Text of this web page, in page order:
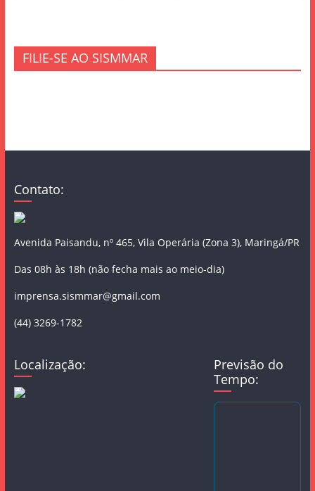
FILIE-SE AO SISMMAR
Contato:
Avenida Paisandu, nº 465, Vila Operária (Zona 3), Maringá/PR
Das 08h às 18h (não fecha mais ao meio-dia)
imprensa.sismmar@gmail.com
(44) 3269-1782
Localização:
Previsão do
Tempo: